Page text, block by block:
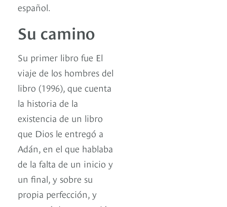
español.
Su camino
Su primer libro fue El
viaje de los hombres del
libro (1996), que cuenta
la historia de la
existencia de un libro
que Dios le entregó a
Adán, en el que hablaba
de la falta de un inicio y
un final, y sobre su
propia perfección, y